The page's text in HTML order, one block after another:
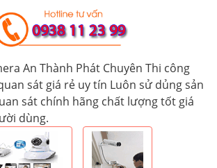
An Thành Phát Chuyên Thi công
sát giá rẻ uy tín Luôn sử dủng sản
sát chính hãng chất lượng tốt giá
dùng.